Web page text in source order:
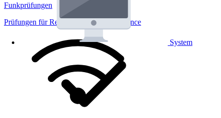
System
Funkprüfungen
Prüfungen für Regulatorik und Performance